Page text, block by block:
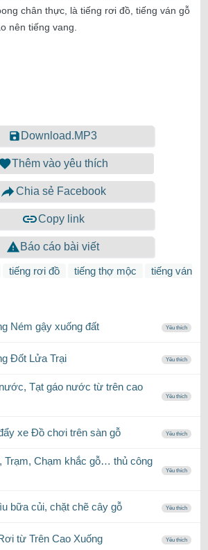
chân thực, là tiếng rơi đồ, tiếng ván gỗ
nên tiếng vang.
Download.MP3
Thêm vào yêu thích
Chia sẻ Facebook
Copy link
Báo cáo bài viết
tiếng rơi đồ tiếng thợ mộc
tiếng ván
Ném gậy xuống đất Yêu thích
Đốt Lửa Trại Yêu thích
Tạt gáo nước từ trên cao
Yêu thích
xe Đồ chơi trên sàn gỗ Yêu thích
Trạm, Chạm khắc gỗ… thủ công
Yêu thích
bữa củi, chặt chẽ cây gỗ Yêu thích
từ Trên Cao Xuống Yêu thích